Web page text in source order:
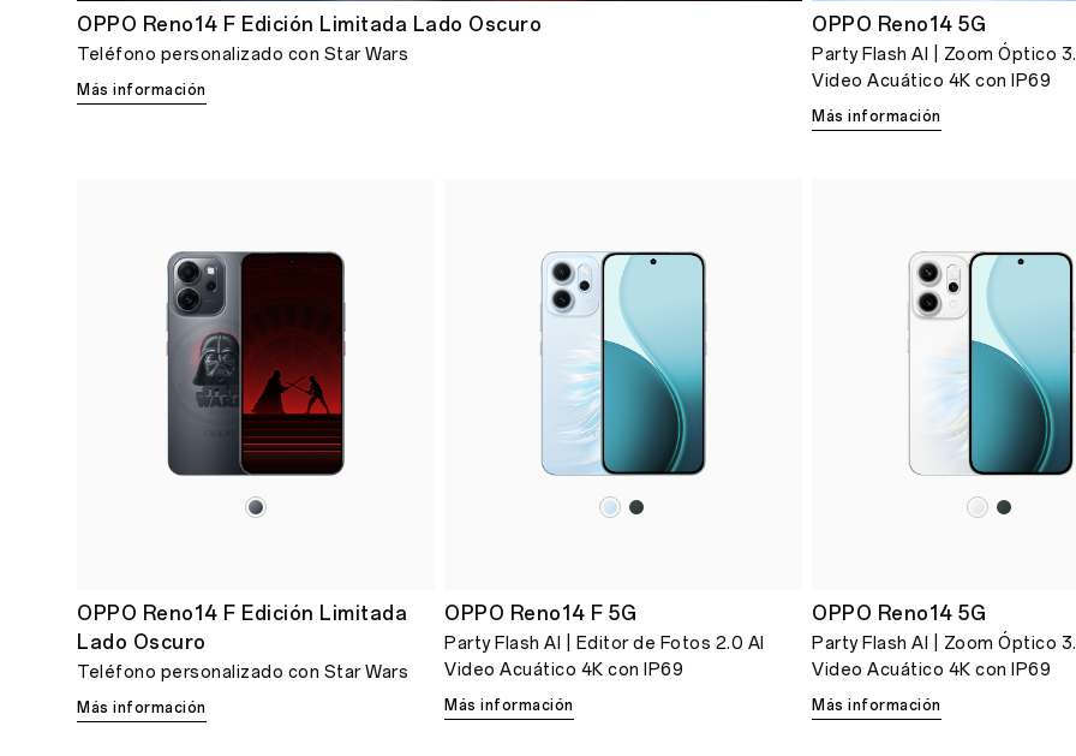
OPPO Reno14 F Edición Limitada Lado Oscuro
Teléfono personalizado con Star Wars
Más información
OPPO Reno14 5G
Party Flash AI | Zoom Óptico
Video Acuático 4K con IP69
Más información
OPPO Reno14 F Edición Limitada
Lado Oscuro
Teléfono personalizado con Star Wars
Más información
OPPO Reno14 F 5G
Party Flash AI | Editor de Fotos 2.0 AI
Video Acuático 4K con IP69
Más información
OPPO Reno14 5G
Party Flash AI | Zoom Óptico
Video Acuático 4K con IP69
Más información